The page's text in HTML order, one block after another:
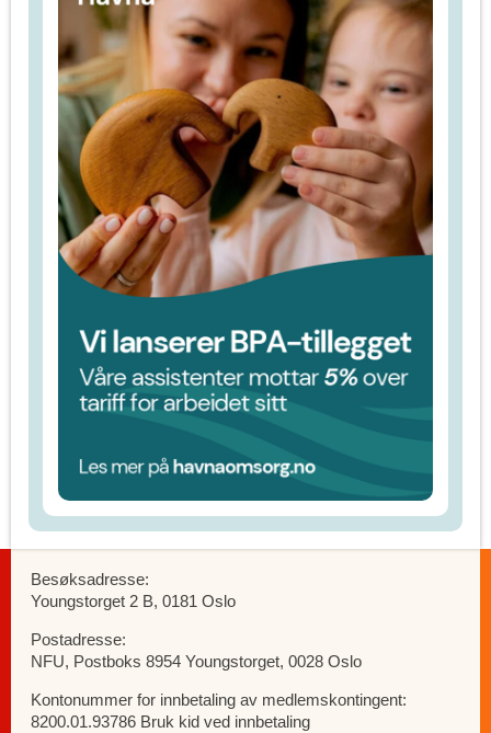
Besøksadresse:
Youngstorget 2 B, 0181 Oslo
Postadresse:
NFU, Postboks 8954 Youngstorget, 0028 Oslo
Kontonummer for innbetaling av medlemskontingent:
8200.01.93786 Bruk kid ved innbetaling